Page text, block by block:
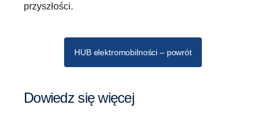
przyszłości.
HUB elektromobilności – powrót
Dowiedz się więcej